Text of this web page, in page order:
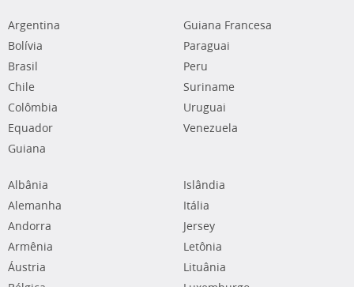
Argentina
Bolívia
Brasil
Chile
Colômbia
Equador
Guiana
Guiana Francesa
Paraguai
Peru
Suriname
Uruguai
Venezuela
Albânia
Alemanha
Andorra
Armênia
Áustria
Islândia
Itália
Jersey
Letônia
Lituânia